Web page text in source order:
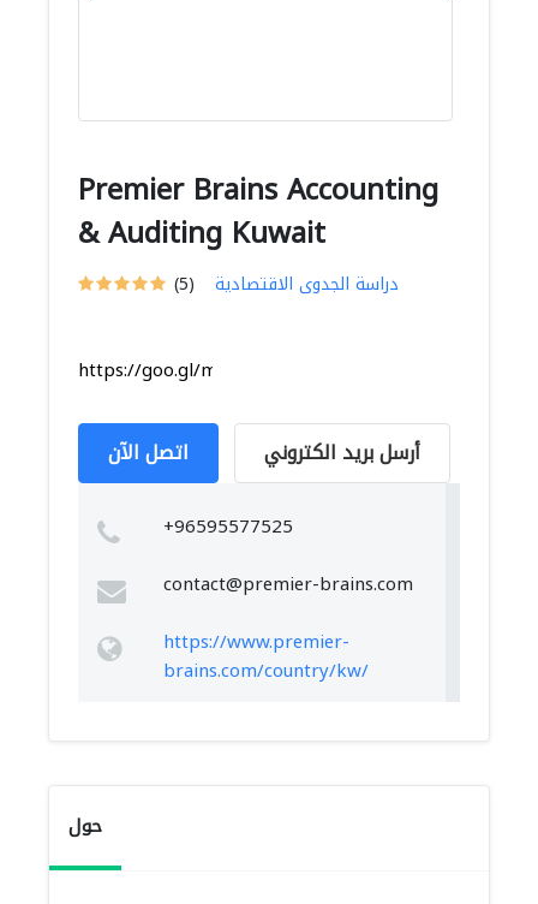
Premier Brains Accounting
& Auditing Kuwait
(5) دراسة الجدوى الاقتصادية
https://goo.gl/maps/Z5d6NP3KxPZg8Vva6
اتصل الآن أرسل بريد الكتروني
+96595577525
contact@premier-brains.com
https://www.premier-
brains.com/country/kw/
حول